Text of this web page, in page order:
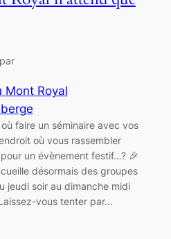
Mont Royal
faire un séminaire avec vos
où vous rassembler
un évènement festif…? 🎉
désormais des groupes
jeudi soir au dimanche midi
vous tenter par…